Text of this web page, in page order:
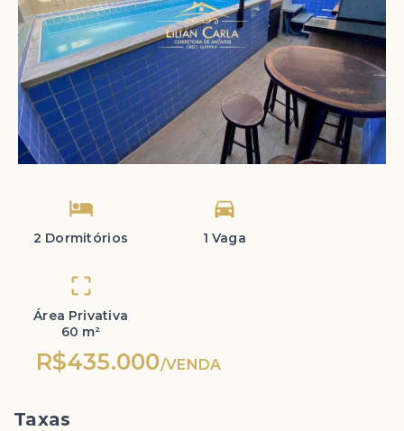
2 Dormitórios 1 Vaga
Área Privativa
60 m²
R$435.000/VENDA
Taxas